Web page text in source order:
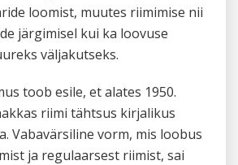
loomist, muutes riimimise nii
järgimisel kui ka loovuse
väljakutseks.
toob esile, et alates 1950.
riimi tähtsus kirjalikus
Vabavärsiline vorm, mis loobus
ja regulaarsest riimist, sai